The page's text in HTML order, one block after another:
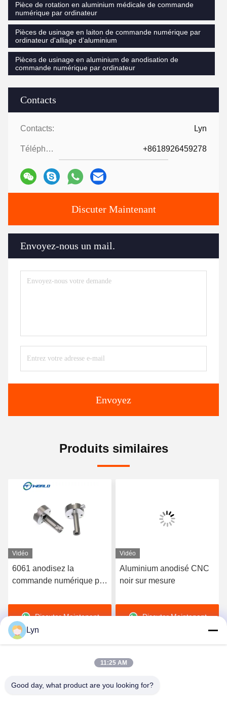
Contacts
Contacts: Lyn
Téléphone :: +8618926459278
Discuter Maintenant
Envoyez-nous un mail.
Envoyez
Pièce de rotation en aluminium médicale de commande
numérique par ordinateur
Pièces de usinage en laiton de commande numérique par
ordinateur d'alliage d'aluminium
Pièces de usinage en aluminium de anodisation de
commande numérique par ordinateur
Produits similaires
Vidéo
6061 anodisez la
commande numérique par
usiné les pièces en
aluminium 3D rapide a
imprimé le service
Discuter Maintenant
Vidéo
Aluminium anodisé CNC
noir sur mesure
Discuter Maintenant
Shenzhen Perfect Precision Product Co., Ltd.
Lyn
11:25 AM
Good day, what product are you looking for?